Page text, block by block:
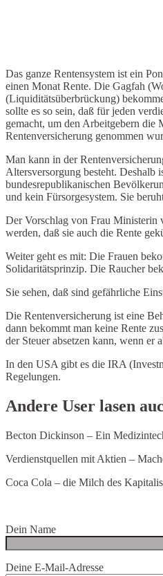
Das ganze Rentensystem ist ein
einen Monat Rente. Die Gagfah
(Liquiditätsüberbrückung)
sollte es so sein, daß für jeden
gemacht, um den Arbeitgebern die
Rentenversicherung genommen
Man kann in der
Altersversorgung besteht. Deshalb
bundesrepublikanischen
und kein Fürsorgesystem. Sie
Der Vorschlag von Frau Ministerin
werden, daß sie auch die Rente
Weiter geht es mit: Die Frauen
Solidaritätsprinzip. Die Raucher
Sie sehen, daß sind gefährliche
Die Rentenversicherung ist eine
dann bekommt man keine Rente
der Steuer absetzen kann, wenn er
In den USA gibt es die IRA
Regelungen.
Andere User lasen
Becton Dickinson – Ein
Verdienstquellen mit Aktien –
Coca Cola – die Milch des
Dein Name
Deine E-Mail-Adresse